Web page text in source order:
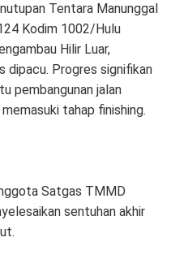
Tentara Manunggal
Kodim 1002/Hulu
Hilir Luar,
dipacu. Progres signifikan
pembangunan jalan
tahap finishing.
Satgas TMMD
sentuhan akhir